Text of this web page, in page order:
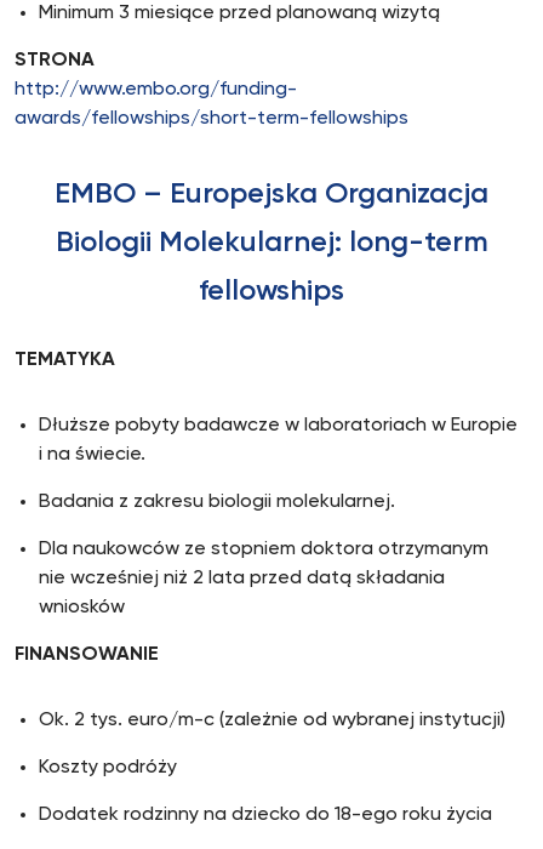
Minimum 3 miesiące przed planowaną wizytą
STRONA
http://www.embo.org/funding-
awards/fellowships/short-term-fellowships
EMBO – Europejska Organizacja
Biologii Molekularnej: long-term
fellowships
TEMATYKA
Dłuższe pobyty badawcze w laboratoriach w Europie
i na świecie.
Badania z zakresu biologii molekularnej.
Dla naukowców ze stopniem doktora otrzymanym
nie wcześniej niż 2 lata przed datą składania
wniosków
FINANSOWANIE
Ok. 2 tys. euro/m-c (zależnie od wybranej instytucji)
Koszty podróży
Dodatek rodzinny na dziecko do 18-ego roku życia